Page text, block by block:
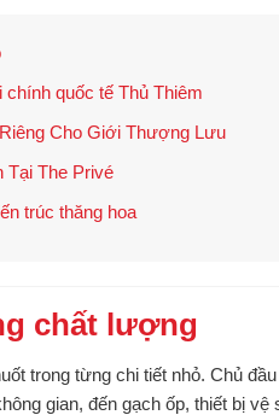
quốc tế Thủ Thiêm
Cho Giới Thượng Lưu
Tại The Privé
trúc thăng hoa
chất lượng
trong từng chi tiết nhỏ. Chủ
gian, đến gạch ốp, thiết bị